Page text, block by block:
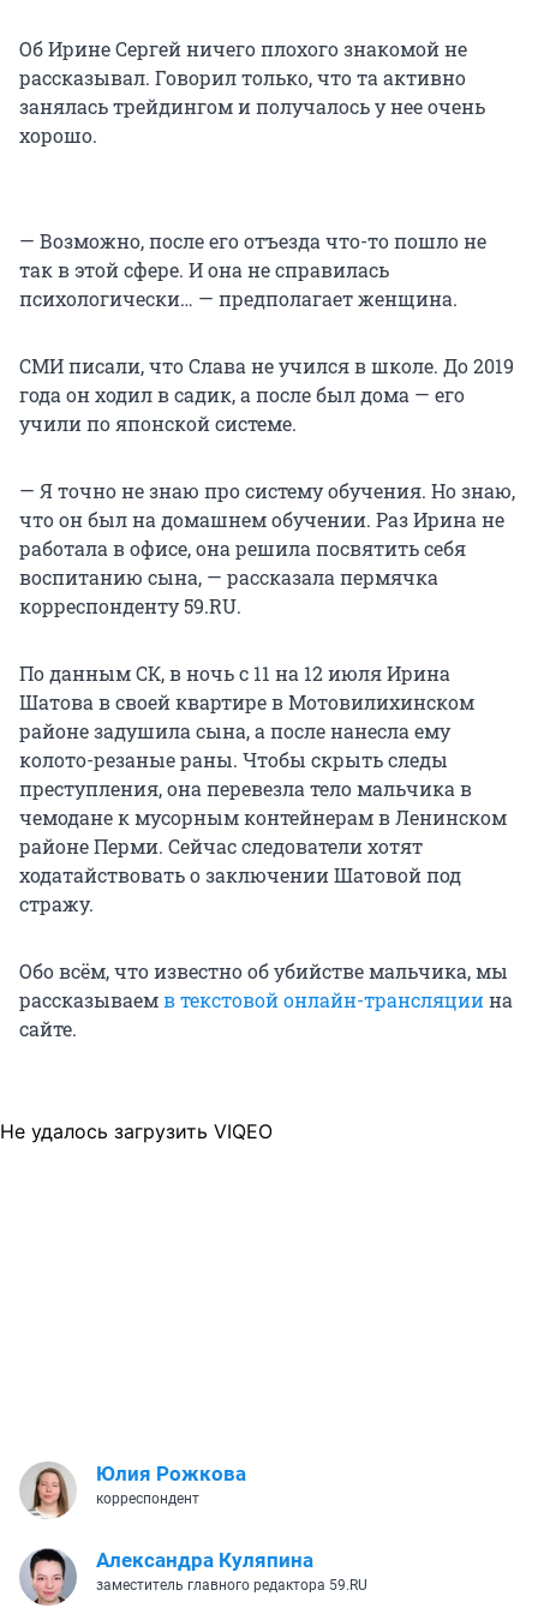
Об Ирине Сергей ничего плохого знакомой не
рассказывал. Говорил только, что та активно
занялась трейдингом и получалось у нее очень
хорошо.
— Возможно, после его отъезда что-то пошло не
так в этой сфере. И она не справилась
психологически… — предполагает женщина.
СМИ писали, что Слава не учился в школе. До 2019
года он ходил в садик, а после был дома — его
учили по японской системе.
— Я точно не знаю про систему обучения. Но знаю,
что он был на домашнем обучении. Раз Ирина не
работала в офисе, она решила посвятить себя
воспитанию сына, — рассказала пермячка
корреспонденту 59.RU.
По данным СК, в ночь с 11 на 12 июля Ирина
Шатова в своей квартире в Мотовилихинском
районе задушила сына, а после нанесла ему
колото-резаные раны. Чтобы скрыть следы
преступления, она перевезла тело мальчика в
чемодане к мусорным контейнерам в Ленинском
районе Перми. Сейчас следователи хотят
ходатайствовать о заключении Шатовой под
стражу.
Обо всём, что известно об убийстве мальчика, мы
рассказываемв текстовой онлайн-трансляциина
сайте.
Не удалось загрузить VIQEO
Юлия Рожкова
корреспондент
Александра Куляпина
заместитель главного редактора 59.RU